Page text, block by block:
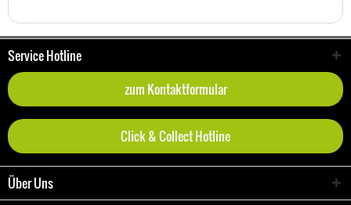
Service Hotline
zum Kontaktformular
Click & Collect Hotline
Über Uns